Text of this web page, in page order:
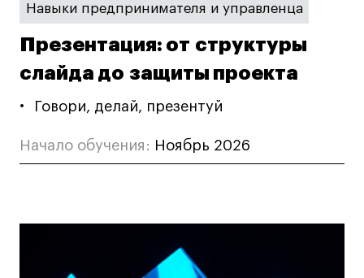
Навыки предпринимателя и управленца
Презентация: от структуры
слайда до защиты проекта
Говори, делай, презентуй
Начало обучения: Ноябрь 2026